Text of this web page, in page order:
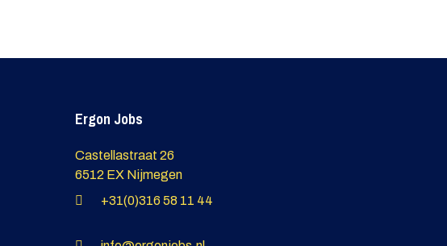
Ergon Jobs
Castellastraat 26
6512 EX Nijmegen
+31(0)316 58 11 44